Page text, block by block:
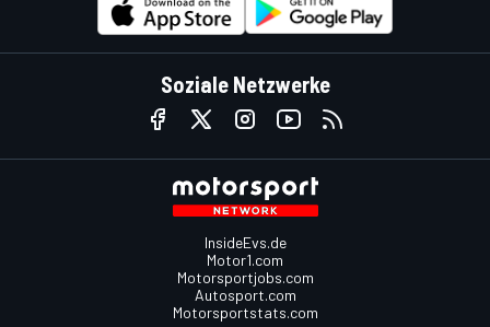
Soziale Netzwerke
InsideEvs.de
Motor1.com
Motorsportjobs.com
Autosport.com
Motorsportstats.com